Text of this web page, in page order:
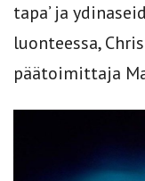
tapa’ ja
luonteessa,
päätoimittaja